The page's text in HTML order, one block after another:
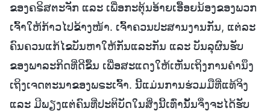
ຂອງຄຣິສຕະຈັກ ແລະ ເພື່ອກະຕຸ້ນອ້າຍເອື້ອຍນ້ອງຂອງພວກ
ເຈົ້າໃຫ້ກ້າວໄປຂ້າງໜ້າ. ເຈົ້າຄວນປະສານງານກັນ, ແຕ່ລະ
ຄົນຄວນແກ້ໄຂບັນຫາໃຫ້ກັນແລະກັນ ແລະ ບັນລຸຜົນຮັບ
ຂອງພາລະກິດທີ່ດີຂຶ້ນ ເພື່ອສະແດງໃຫ້ເຫັນເຖິງການຄໍານຶງ
ເຖິງເຈດຕະນາຂອງພຣະເຈົ້າ. ນີ້ແມ່ນການຮ່ວມມືທີ່ແທ້ຈິງ
ແລະ ມີພຽງແຕ່ຄົນທີ່ປະຕິບັດໃນສິ່ງນີ້ເທົ່ານັ້ນຈຶ່ງຈະໄດ້ຮັບ